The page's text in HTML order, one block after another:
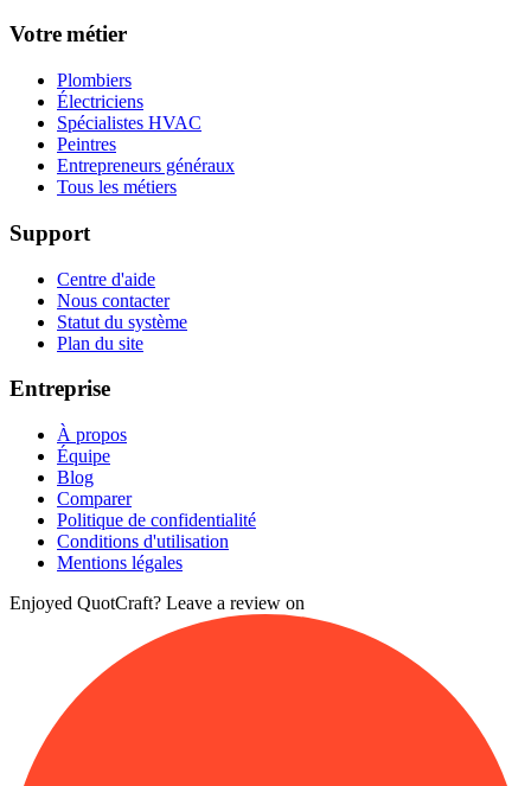
Votre métier
Plombiers
Électriciens
Spécialistes HVAC
Peintres
Entrepreneurs généraux
Tous les métiers
Support
Centre d'aide
Nous contacter
Statut du système
Plan du site
Entreprise
À propos
Équipe
Blog
Comparer
Politique de confidentialité
Conditions d'utilisation
Mentions légales
Enjoyed QuotCraft? Leave a review on